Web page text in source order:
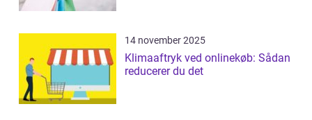
14 november 2025
Klimaaftryk ved onlinekøb: Sådan
reducerer du det